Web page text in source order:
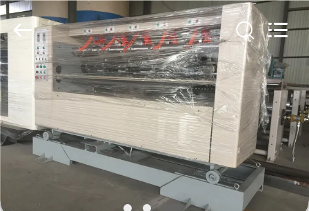
집
제
품
우
2020
2026
HUATAO
LOVER
LTD.
All
Rights
Reserved.